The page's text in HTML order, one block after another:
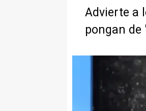
Advierte a
pongan